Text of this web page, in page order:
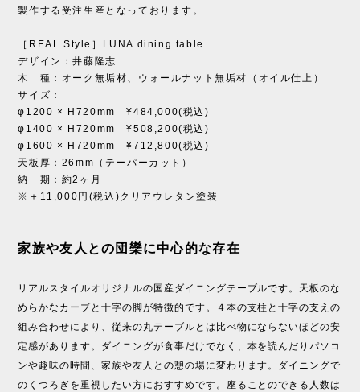
製作する受注生産となっております。
［REAL Style］LUNA dining table
デザイン：井藤隆志
木 種：オーク無垢材、ウォールナット無垢材（オイル仕上）
サイズ：
φ1200 × H720mm ¥484,000(税込)
φ1400 × H720mm ¥508,200(税込)
φ1600 × H720mm ¥712,800(税込)
天板厚：26mm（テーパーカット）
納 期：約2ヶ月
※＋11,000円(税込)クリアウレタン塗装
家族や友人との団欒に中心的な存在
リアルスタイルオリジナルの国産ダイニングテーブルです。天板のな
めらかなカーブと十字の脚が特徴的です。４本の支柱と十字の支えの
組み合わせにより、従来の丸テーブルとは比べ物にならないほどの安
定感があります。ダイニングが食事だけでなく、本を読んだりパソコ
ンや趣味の時間、家族や友人との憩の場に変わります。ダイニングで
のくつろぎを重視したい方におすすめです。座ることのできる人数は